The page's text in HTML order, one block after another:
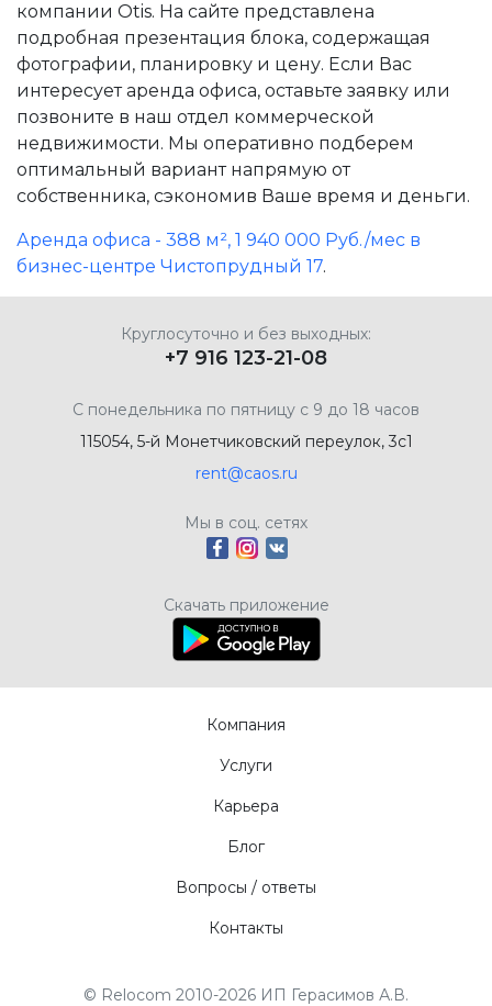
компании Otis. На сайте представлена
подробная презентация блока, содержащая
фотографии, планировку и цену. Если Вас
интересует аренда офиса, оставьте заявку или
позвоните в наш отдел коммерческой
недвижимости. Мы оперативно подберем
оптимальный вариант напрямую от
собственника, сэкономив Ваше время и деньги.
Аренда офиса - 388 м², 1 940 000 Руб./мес в
бизнес-центре Чистопрудный 17.
Круглосуточно и без выходных:
+7 916 123-21-08
С понедельника по пятницу с 9 до 18 часов
115054, 5-й Монетчиковский переулок, 3с1
rent@caos.ru
Мы в соц. сетях
Скачать приложение
Компания
Услуги
Карьера
Блог
Вопросы / ответы
Контакты
© Relocom 2010-2026 ИП Герасимов А.В.